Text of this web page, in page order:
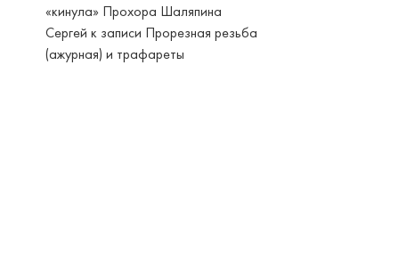
«кинула» Прохора Шаляпина
Сергей к записи Прорезная резьба
(ажурная) и трафареты